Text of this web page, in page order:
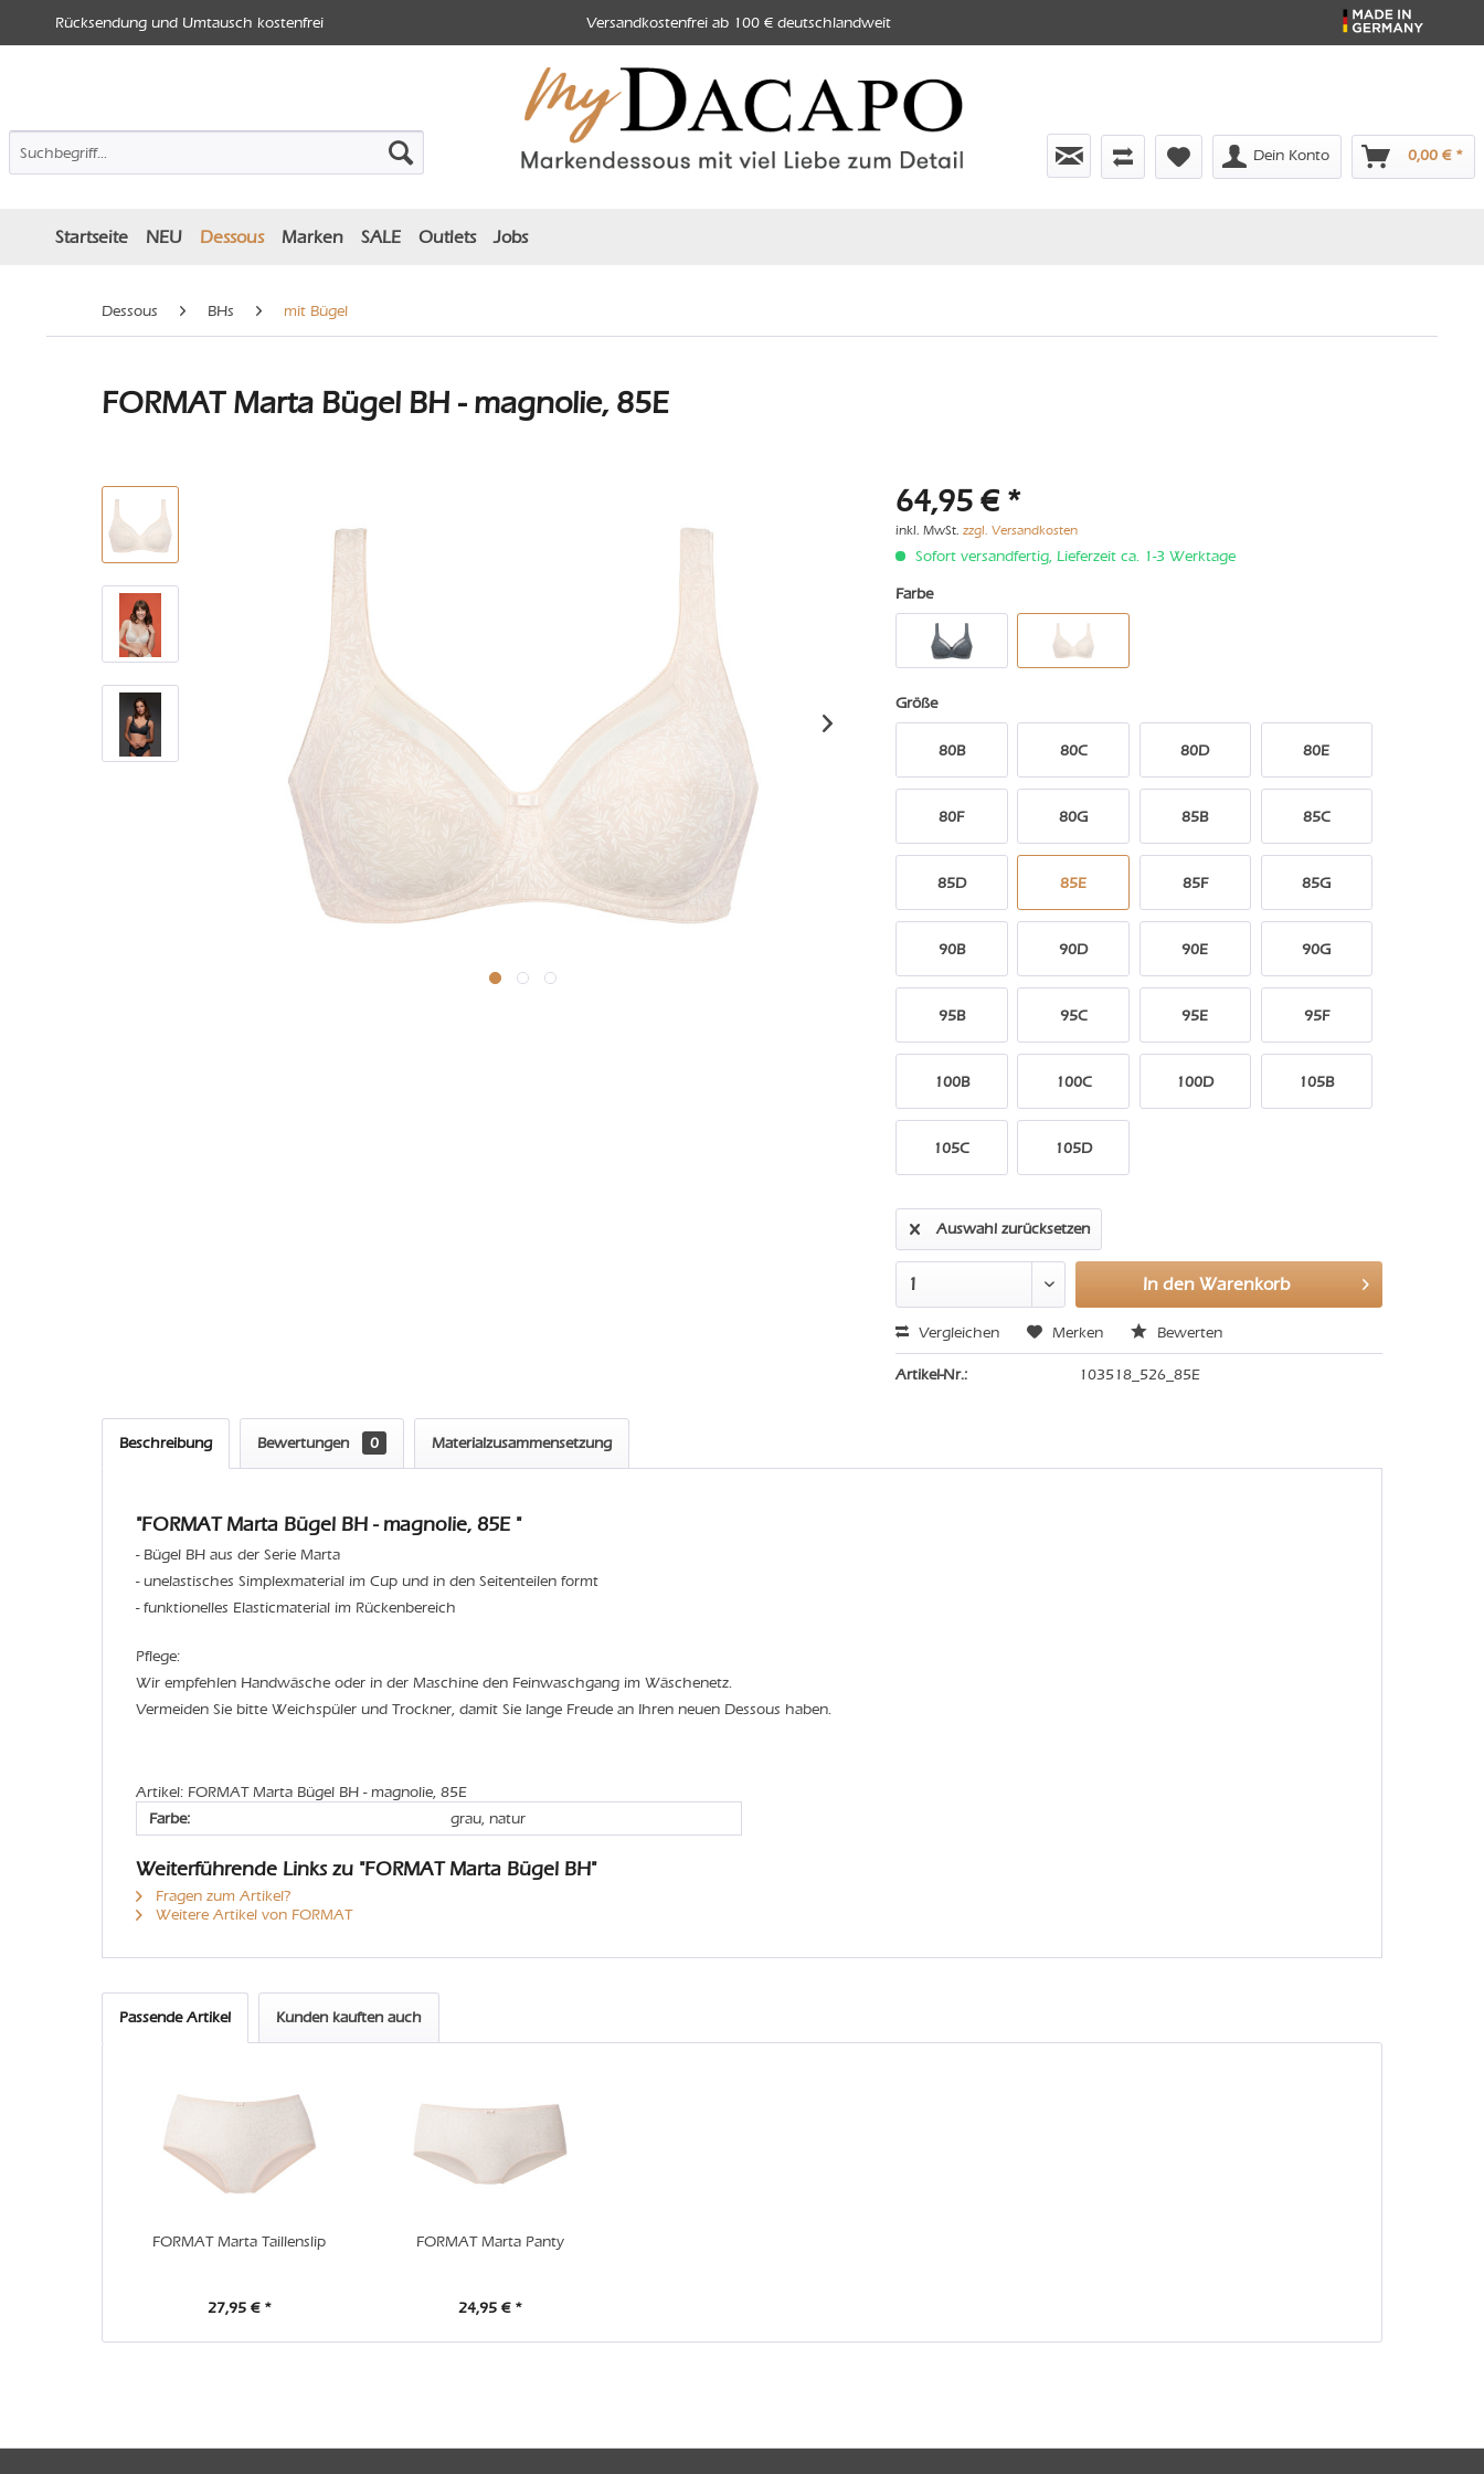
Rücksendung und Umtausch kostenfrei Versandkostenfrei ab 100 € deutschlandweit
Dein Konto 0,00 € *
Startseite NEU Dessous Marken SALE Outlets Jobs
Dessous BHs mit Bügel
FORMAT Marta Bügel BH - magnolie, 85E
64,95 € *
inkl. MwSt.zzgl. Versandkosten
Sofort versandfertig, Lieferzeit ca. 1-3 Werktage
Farbe
Größe
80B 80C 80D 80E
80F 80G 85B 85C
85D 85E 85F 85G
90B 90D 90E 90G
95B 95C 95E 95F
100B 100C 100D 105B
105C 105D
Auswahl zurücksetzen
In den Warenkorb
Vergleichen Merken Bewerten
Artikel-Nr.: 103518_526_85E
Beschreibung Bewertungen 0 Materialzusammensetzung
"FORMAT Marta Bügel BH - magnolie, 85E "
- Bügel BH aus der Serie Marta
- unelastisches Simplexmaterial im Cup und in den Seitenteilen formt
- funktionelles Elasticmaterial im Rückenbereich
Pflege:
Wir empfehlen Handwäsche oder in der Maschine den Feinwaschgang im Wäschenetz.
Vermeiden Sie bitte Weichspüler und Trockner, damit Sie lange Freude an Ihren neuen Dessous haben.
Artikel: FORMAT Marta Bügel BH - magnolie, 85E
Farbe:
grau, natur
Weiterführende Links zu "FORMAT Marta Bügel BH"
Fragen zum Artikel?
Weitere Artikel von FORMAT
Passende Artikel Kunden kauften auch
FORMAT Marta Taillenslip
27,95 € *
FORMAT Marta Panty
24,95 € *